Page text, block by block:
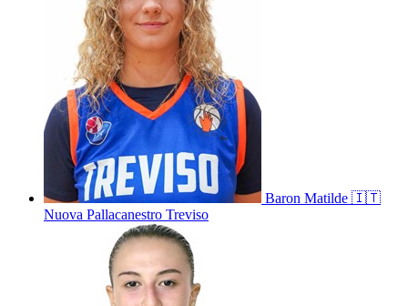
Baron Matilde 🇮🇹
Nuova Pallacanestro Treviso